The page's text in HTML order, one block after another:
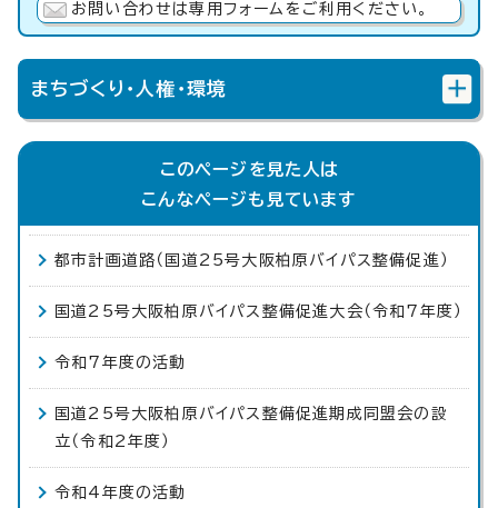
お問い合わせは専用フォームをご利用ください。
まちづくり・人権・環境
このページを見た人は
こんなページも見ています
都市計画道路（国道25号大阪柏原バイパス整備促進）
国道25号大阪柏原バイパス整備促進大会（令和7年度）
令和7年度の活動
国道25号大阪柏原バイパス整備促進期成同盟会の設
立（令和2年度）
令和4年度の活動